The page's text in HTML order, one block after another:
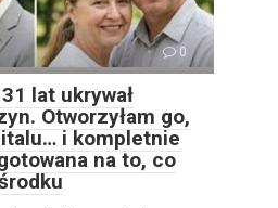
0
lat ukrywał
Otworzyłam go,
i kompletnie
na to, co